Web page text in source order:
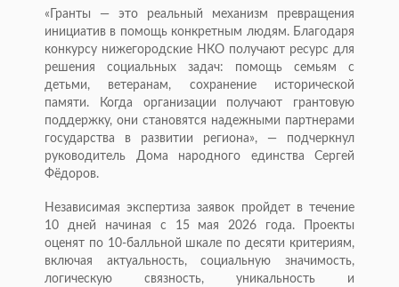
«Гранты — это реальный механизм превращения
инициатив в помощь конкретным людям. Благодаря
конкурсу нижегородские НКО получают ресурс для
решения социальных задач: помощь семьям с
детьми, ветеранам, сохранение исторической
памяти. Когда организации получают грантовую
поддержку, они становятся надежными партнерами
государства в развитии региона», — подчеркнул
руководитель Дома народного единства Сергей
Фёдоров.
Независимая экспертиза заявок пройдет в течение
10 дней начиная с 15 мая 2026 года. Проекты
оценят по 10-балльной шкале по десяти критериям,
включая актуальность, социальную значимость,
логическую связность, уникальность и